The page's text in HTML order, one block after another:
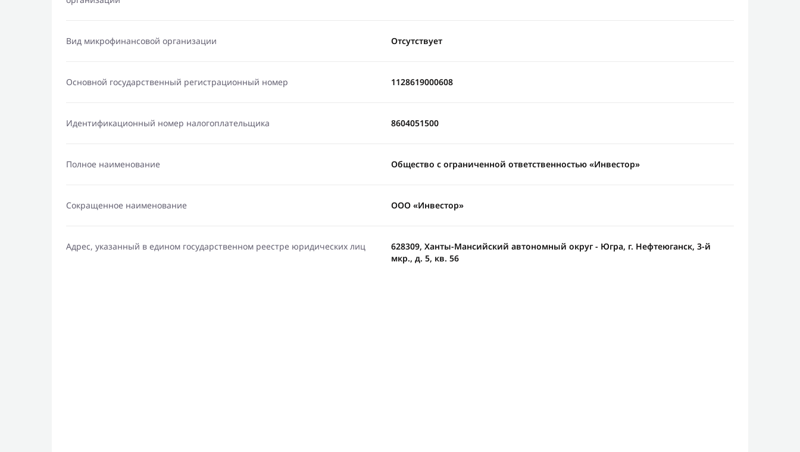
Вид микрофинансовой организации Отсутствует
Основной государственный регистрационный номер 1128619000608
Идентификационный номер налогоплательщика 8604051500
Полное наименование Общество с ограниченной ответственностью «Инвестор»
Сокращенное наименование ООО «Инвестор»
Адрес, указанный в едином государственном реестре юридических лиц
628309, Ханты-Мансийский автономный округ - Югра, г. Нефтеюганск, 3-й
мкр., д. 5, кв. 56